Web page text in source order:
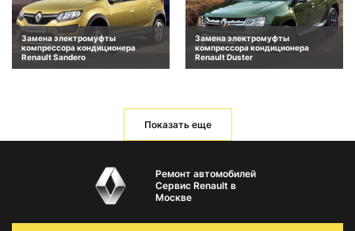
Замена электромуфты
компрессора кондиционера
Renault Sandero
Замена электромуфты
компрессора кондиционера
Renault Duster
Показать еще
Ремонт автомобилей
Сервис Renault в
Москве